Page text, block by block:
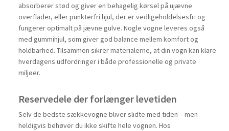
absorberer stød og giver en behagelig kørsel på ujævne
overflader, eller punkterfri hjul, der er vedligeholdelsesfri og
fungerer optimalt på jævne gulve. Nogle vogne leveres også
med gummihjul, som giver god balance mellem komfort og
holdbarhed. Tilsammen sikrer materialerne, at din vogn kan klare
hverdagens udfordringer i både professionelle og private
miljøer.
Reservedele der forlænger levetiden
Selv de bedste sækkevogne bliver slidte med tiden – men
heldigvis behøver du ikke skifte hele vognen. Hos